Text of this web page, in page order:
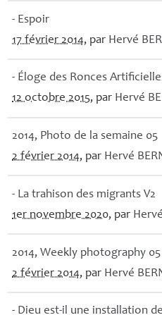
- Espoir
17 février 2014, par Hervé
- Éloge des Ronces
12 octobre 2015, par Hervé
2014, Photo de la semaine 05
2 février 2014, par Hervé
- La trahison des migrants V2
1er novembre 2020, par Hervé
2014, Weekly photography 05
2 février 2014, par Hervé
- Dieu est-il une installation